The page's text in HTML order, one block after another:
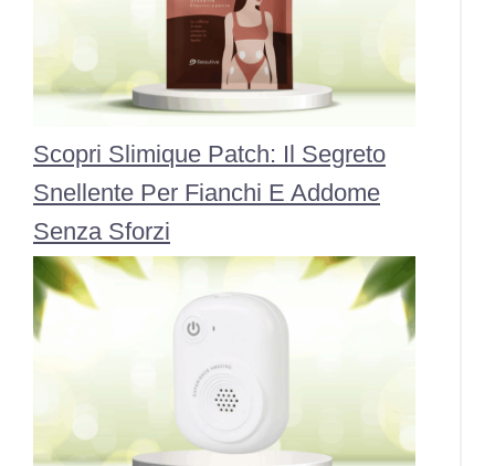
Scopri Slimique Patch: Il Segreto
Snellente Per Fianchi E Addome
Senza Sforzi